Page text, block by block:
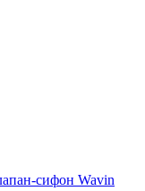
сифон Wavin